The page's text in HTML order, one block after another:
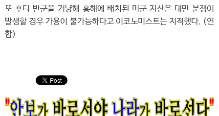
또 후티 반군을 겨냥해 홍해에 배치된 미군 자산은 대만 분쟁이
발생할 경우 가용이 불가능하다고 이코노미스트는 지적했다. (연
합)